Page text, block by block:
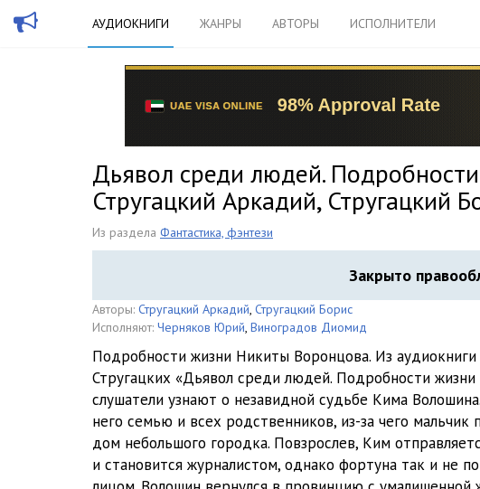
АУДИОКНИГИ ЖАНРЫ АВТОРЫ ИСПОЛНИТЕЛИ
Дьявол среди людей.
Стругацкий Аркадий, Стругацкий
Из раздела Фантастика, фэнтези
Закрыто
Авторы: Стругацкий Аркадий, Стругацкий Борис
Исполняют: Черняков Юрий, Виноградов Диомид
Подробности жизни Никиты Воронцова. Из
Стругацких «Дьявол среди людей. Подробности
слушатели узнают о незавидной судьбе Кима
него семью и всех родственников, из-за чего мальчик
дом небольшого городка. Повзрослев, Ким
и становится журналистом, однако фортуна так и не